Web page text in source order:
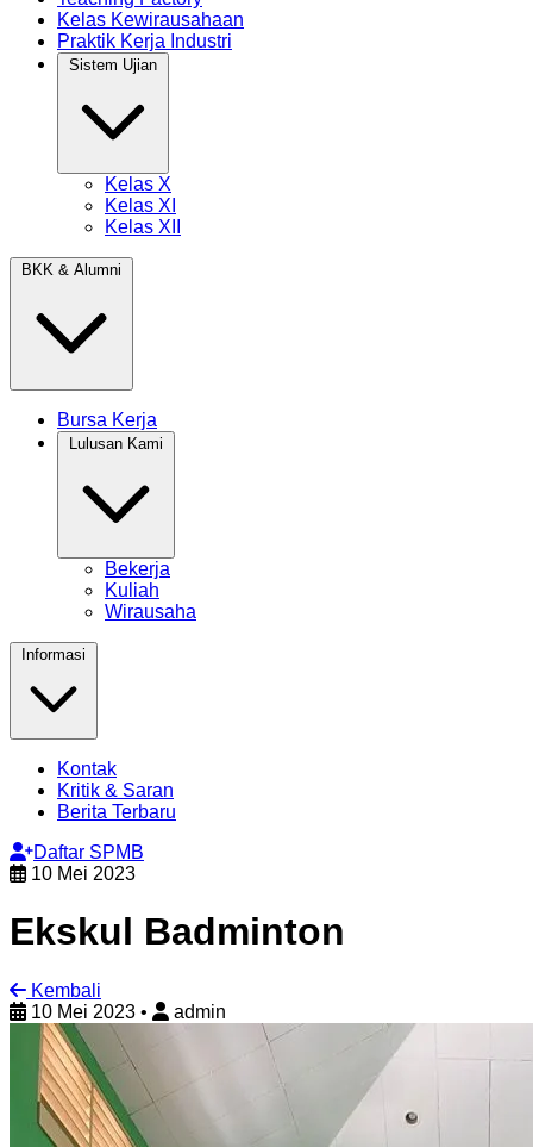
Kelas Kewirausahaan
Praktik Kerja Industri
Kelas X
Kelas XI
Kelas XII
Bursa Kerja
Bekerja
Kuliah
Wirausaha
Kontak
Kritik & Saran
Berita Terbaru
Daftar SPMB
10 Mei 2023
Ekskul Badminton
Kembali
10 Mei 2023 • admin